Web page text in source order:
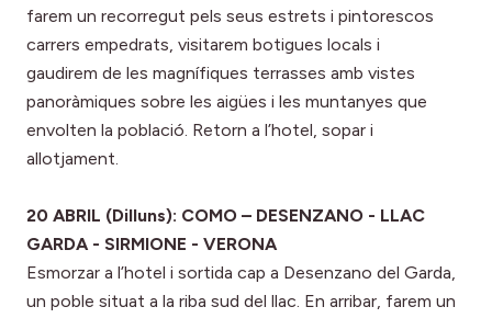
farem un recorregut pels seus estrets i pintorescos
carrers empedrats, visitarem botigues locals i
gaudirem de les magnífiques terrasses amb vistes
panoràmiques sobre les aigües i les muntanyes que
envolten la població. Retorn a l’hotel, sopar i
allotjament.
20 ABRIL (Dilluns): COMO – DESENZANO - LLAC
GARDA - SIRMIONE - VERONA
Esmorzar a l’hotel i sortida cap a Desenzano del Garda,
un poble situat a la riba sud del llac. En arribar, farem un